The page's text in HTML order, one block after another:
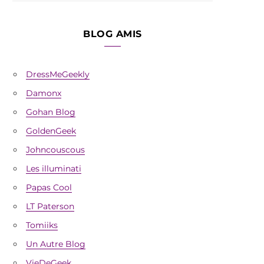
BLOG AMIS
DressMeGeekly
Damonx
Gohan Blog
GoldenGeek
Johncouscous
Les illuminati
Papas Cool
LT Paterson
Tomiiks
Un Autre Blog